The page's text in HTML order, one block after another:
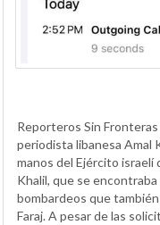
Reporteros Sin Fronteras
periodista libanesa Amal
manos del Ejército israelí
Khalil, que se
bombardeos que
Faraj. A pesar de las